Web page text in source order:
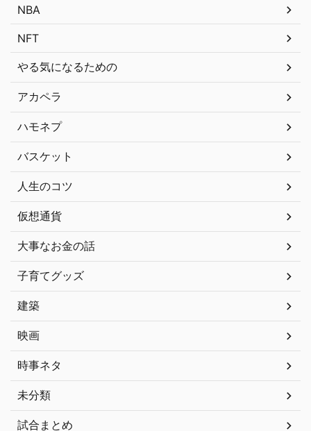
NBA
NFT
やる気になるための
アカペラ
ハモネプ
バスケット
人生のコツ
仮想通貨
大事なお金の話
子育てグッズ
建築
映画
時事ネタ
未分類
試合まとめ